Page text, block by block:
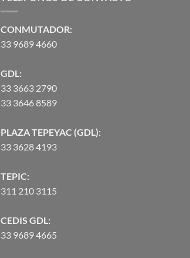
CONMUTADOR:
33 9689 4660
GDL:
33 3663 2790
33 3646 8589
PLAZA TEPEYAC (GDL):
33 3628 4193
TEPIC:
311 210 3115
CEDIS GDL:
33 9689 4665